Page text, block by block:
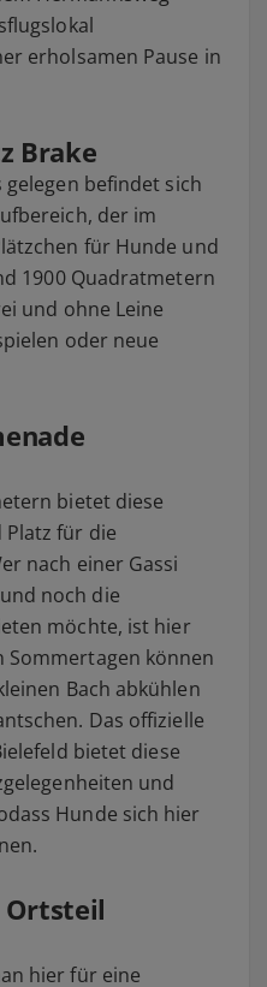
erholsamen Pause in
Brake
befindet sich
der im
für Hunde und
1900 Quadratmetern
und ohne Leine
oder neue
bietet diese
Platz für die
nach einer Gassi
noch die
möchte, ist hier
Sommertagen können
Bach abkühlen
Das offizielle
bietet diese
und
Hunde sich hier
hier für eine